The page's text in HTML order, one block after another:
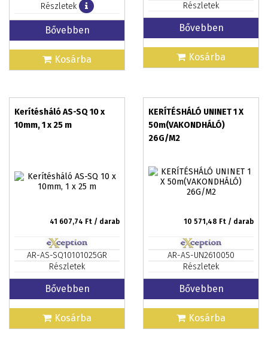
Részletek
Bővebben
Kosárba
Részletek
Bővebben
Kosárba
Kerítésháló AS-SQ 10 x
10mm, 1 x 25 m
41 607,74 Ft / darab
AR-AS-SQ10101025GR
Részletek
Bővebben
Kosárba
KERÍTÉSHÁLÓ UNINET 1 X
50m(VAKONDHÁLÓ)
26G/M2
10 571,48 Ft / darab
AR-AS-UN2610050
Részletek
Bővebben
Kosárba